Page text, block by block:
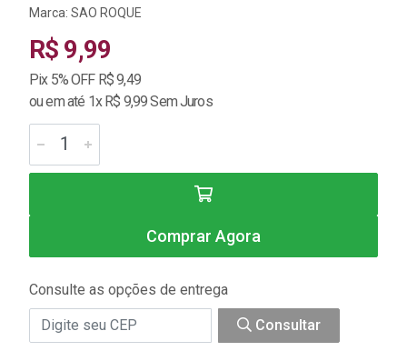
Marca: SAO ROQUE
R$ 9,99
Pix 5% OFF R$ 9,49
ou em até 1x R$ 9,99 Sem Juros
Comprar Agora
Consulte as opções de entrega
Consultar